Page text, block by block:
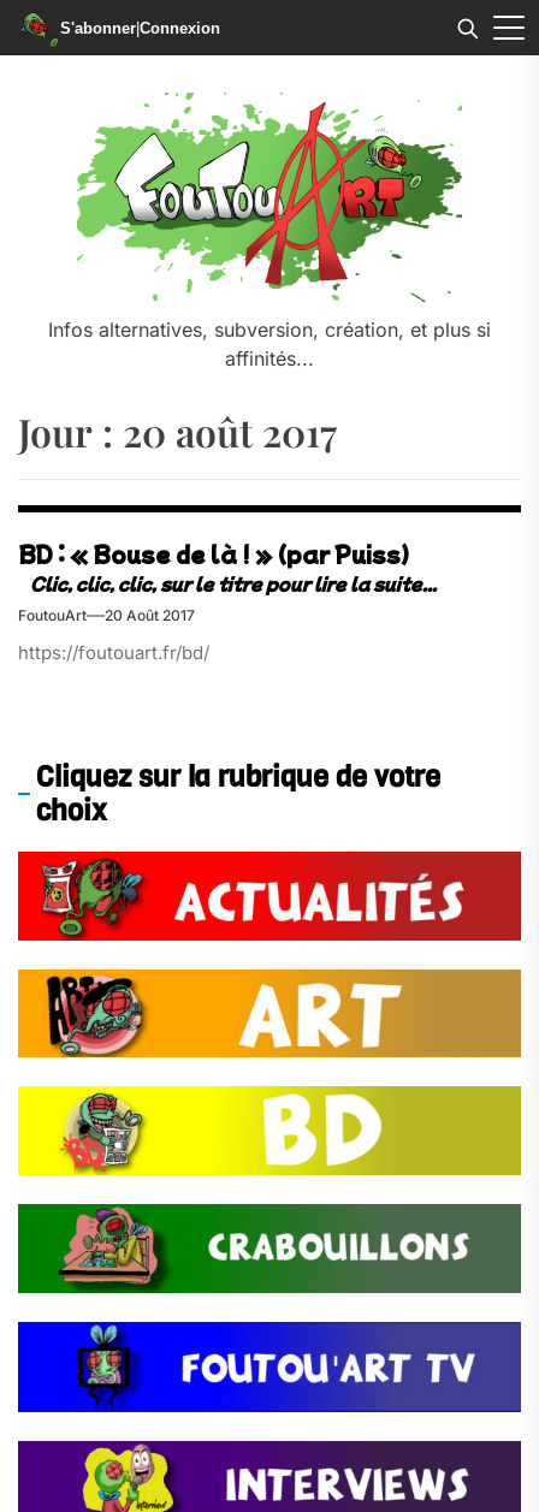
S'abonner|Connexion
Infos alternatives, subversion, création, et plus si
affinités...
Jour : 20 août 2017
BD : « Bouse de là ! » (par Puiss)
FoutouArt 20 Août 2017
https://foutouart.fr/bd/
Cliquez sur la rubrique de votre
choix